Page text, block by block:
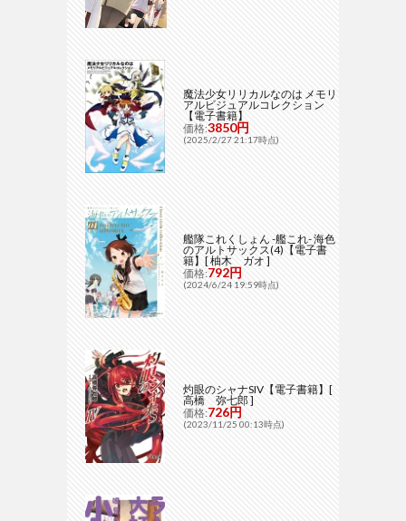
魔法少女リリカルなのは メモリ
アルビジュアルコレクション
【電子書籍】
価格:3850円
(2025/2/27 21:17時点)
艦隊これくしょん -艦これ- 海色
のアルトサックス(4)【電子書
籍】[ 柚木 ガオ ]
価格:792円
(2024/6/24 19:59時点)
灼眼のシャナSIV【電子書籍】[
高橋 弥七郎 ]
価格:726円
(2023/11/25 00:13時点)